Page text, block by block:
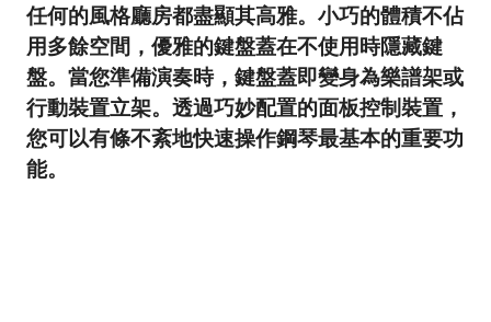
任何的風格廳房都盡顯其高雅。小巧的體積不佔
用多餘空間，優雅的鍵盤蓋在不使用時隱藏鍵
盤。當您準備演奏時，鍵盤蓋即變身為樂譜架或
行動裝置立架。透過巧妙配置的面板控制裝置，
您可以有條不紊地快速操作鋼琴最基本的重要功
能。